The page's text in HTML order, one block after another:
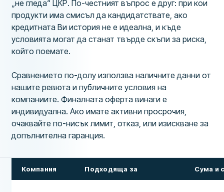
„не гледа“ ЦКР. По-честният въпрос е друг: при кои
продукти има смисъл да кандидатствате, ако
кредитната Ви история не е идеална, и къде
условията могат да станат твърде скъпи за риска,
който поемате.
Сравнението по-долу използва наличните данни от
нашите ревюта и публичните условия на
компаниите. Финалната оферта винаги е
индивидуална. Ако имате активни просрочия,
очаквайте по-нисък лимит, отказ, или изискване за
допълнителна гаранция.
Компания Подходяща за Сума и